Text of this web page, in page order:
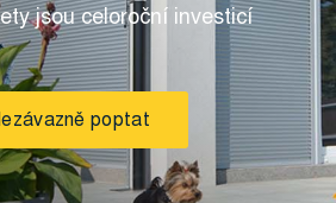
jsou celoroční investicí
poptat